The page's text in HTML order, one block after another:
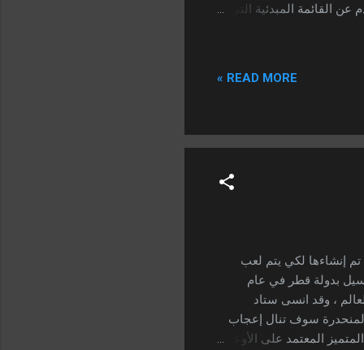
لكرة القدم عن القائمة المبدئية التي
بالفريق مانشستر يونايتد
READ MORE »
التي تم إنشاءها لكي يتم لعب
مدينة لوسيل بدولة قطر في عام
نهائي بطولة كأس العالم ، وقد انسى ستاد
سوف تنال إعجاب
لوسيل بالشكل المتميز المعتمد على الأوعية